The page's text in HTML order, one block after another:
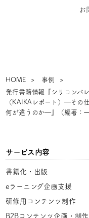
お
HOME
事例
発行書籍情報『シリコンバ
（KAIKAレポート）―その
何が違うのか―』（編著：
サービス内容
書籍化・出版
eラーニング企画支援
研修用コンテンツ制作
B2Bコンテンツ企画・制作